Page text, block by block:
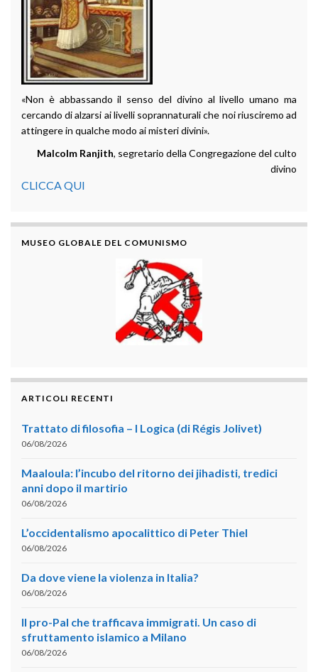
«Non è abbassando il senso del divino al livello umano ma
cercando di alzarsi ai livelli soprannaturali che noi riusciremo ad
attingere in qualche modo ai misteri divini».
Malcolm Ranjith, segretario della Congregazione del culto
divino
CLICCA QUI
MUSEO GLOBALE DEL COMUNISMO
ARTICOLI RECENTI
Trattato di filosofia – I Logica (di Régis Jolivet)
06/08/2026
Maaloula: l’incubo del ritorno dei jihadisti, tredici
anni dopo il martirio
06/08/2026
L’occidentalismo apocalittico di Peter Thiel
06/08/2026
Da dove viene la violenza in Italia?
06/08/2026
Il pro-Pal che trafficava immigrati. Un caso di
sfruttamento islamico a Milano
06/08/2026